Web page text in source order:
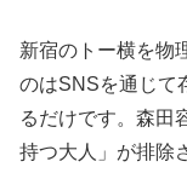
新宿のトー横を物
のはSNSを通じて
るだけです。森田
持つ大人」が排除